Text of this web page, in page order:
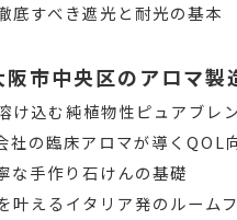
底すべき遮光と耐光の基本
市中央区のアロマ製
け込む純植物性ピュアブレ
社の臨床アロマが導くQOL
な手作り石けんの基礎
叶えるイタリア発のルーム